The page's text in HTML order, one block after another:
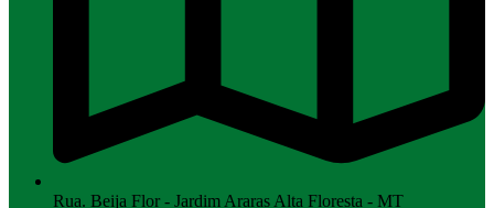
Rua. Beija Flor - Jardim Araras Alta Floresta - MT